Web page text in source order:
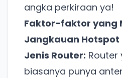
angka perkiraan ya!
Faktor-faktor yang
Jangkauan Hotspot
Jenis Router: Router
biasanya punya